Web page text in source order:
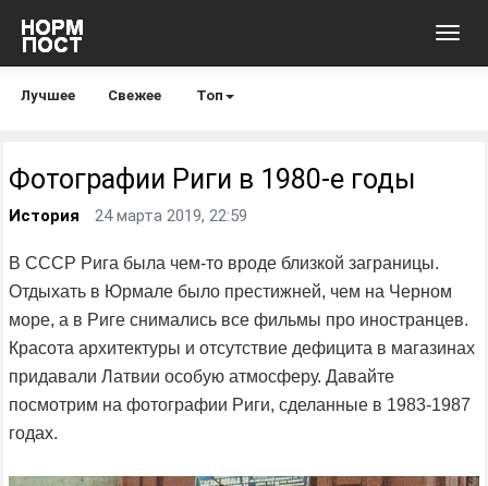
Лучшее Свежее Топ
Фотографии Риги в 1980-е годы
История 24 марта 2019, 22:59
В СССР Рига была чем-то вроде близкой заграницы.
Отдыхать в Юрмале было престижней, чем на Черном
море, а в Риге снимались все фильмы про иностранцев.
Красота архитектуры и отсутствие дефицита в магазинах
придавали Латвии особую атмосферу. Давайте
посмотрим на фотографии Риги, сделанные в 1983-1987
годах.